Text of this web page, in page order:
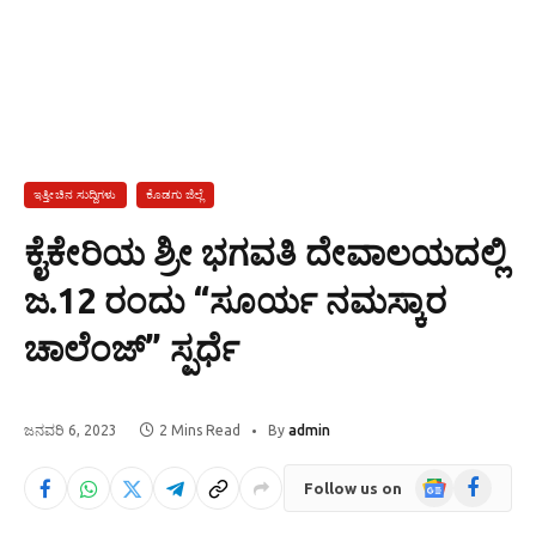
ಇತ್ತೀಚಿನ ಸುದ್ದಿಗಳು ಕೊಡಗು ಜಿಲ್ಲೆ
ಕೈಕೇರಿಯ ಶ್ರೀ ಭಗವತಿ ದೇವಾಲಯದಲ್ಲಿ
ಜ.12 ರಂದು “ಸೂರ್ಯ ನಮಸ್ಕಾರ
ಚಾಲೆಂಜ್” ಸ್ಪರ್ಧೆ
ಜನವರಿ 6, 2023 2 Mins Read By admin
Follow us on
GoogleFacebook